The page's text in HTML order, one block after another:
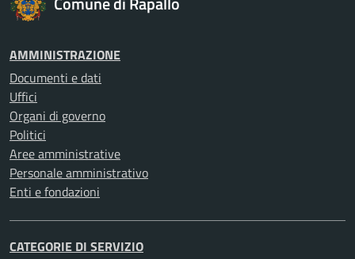
AMMINISTRAZIONE
Documenti e dati
Uffici
Organi di governo
Politici
Aree amministrative
Personale amministrativo
Enti e fondazioni
CATEGORIE DI SERVIZIO